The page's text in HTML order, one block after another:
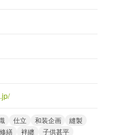
仕立 和装企画
縫製
修繕 袢纏
子供甚平